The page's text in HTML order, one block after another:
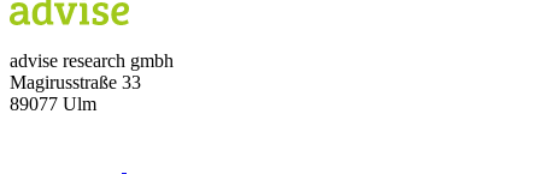
advise research gmbh
Magirusstraße 33
89077 Ulm